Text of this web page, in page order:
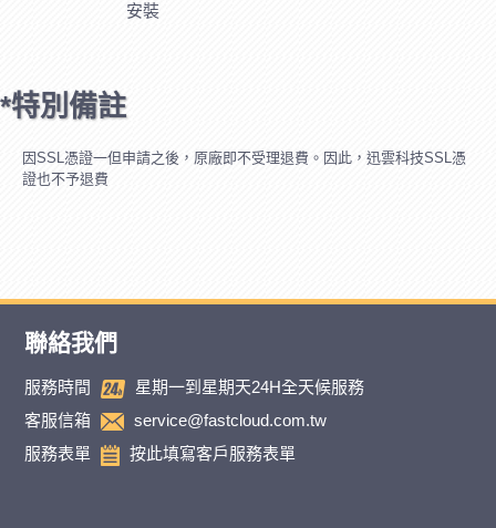
安裝
*特別備註
因SSL憑證一但申請之後，原廠即不受理退費。因此，迅雲科技SSL憑
證也不予退費
聯絡我們
服務時間
星期一到星期天24H全天候服務
客服信箱
service@fastcloud.com.tw
服務表單
按此填寫客戶服務表單